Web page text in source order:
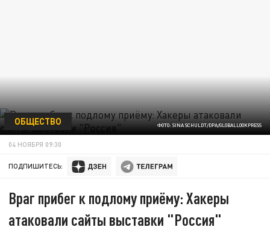
ФОТО: SINA SCHULDT/DPA/GLOBALLOOKPRESS
ОБЩЕСТВО
04 НОЯБРЯ 09:30
ПОДПИШИТЕСЬ:
Враг прибег к подлому приёму: Хакеры
атаковали сайты выставки "Россия"